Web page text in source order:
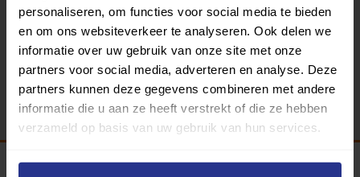
personaliseren, om functies voor social media te bieden
en om ons websiteverkeer te analyseren. Ook delen we
informatie over uw gebruik van onze site met onze
partners voor social media, adverteren en analyse. Deze
partners kunnen deze gegevens combineren met andere
informatie die u aan ze heeft verstrekt of die ze hebben
verzameld op basis van uw gebruik van hun services.
Klimmendaal Revalidatiespecialisten
Terug